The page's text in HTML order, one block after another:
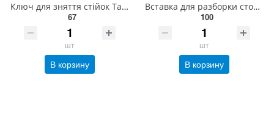
Ключ для зняття стійок Таврія, Ланос (Харків) СТТАВР
67
шт
В корзину
Вставка для разборки стойки амортизатора (Seat, Fiat, Citroen, Peugeot, Ford, Opel, Renault, JAP, PK
100
шт
В корзину